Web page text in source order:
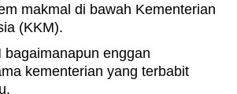
makmal di bawah Kementerian
(KKM).
bagaimanapun enggan
kementerian yang terbabit